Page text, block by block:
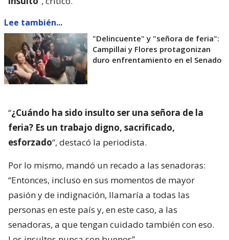
Lee también...
"Delincuente" y "señora de feria":
Campillai y Flores protagonizan
duro enfrentamiento en el Senado
“¿Cuándo ha sido insulto ser una señora de la
feria? Es un trabajo digno, sacrificado,
esforzado“, destacó la periodista.
Por lo mismo, mandó un recado a las senadoras:
“Entonces, incluso en sus momentos de mayor
pasión y de indignación, llamaría a todas las
personas en este país y, en este caso, a las
senadoras, a que tengan cuidado también con eso.